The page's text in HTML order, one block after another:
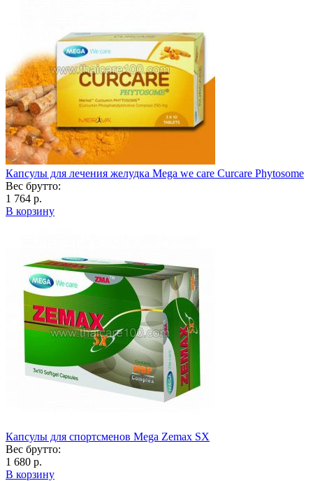
Капсулы для лечения желудка Mega we care Curcare Phytosome
Вес брутто:
1 764 р.
В корзину
Капсулы для спортсменов Mega Zemax SX
Вес брутто:
1 680 р.
В корзину